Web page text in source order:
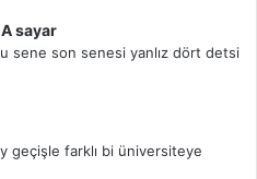
sayar
sene son senesi yanlız dört detsi
geçişle farklı bi üniversiteye